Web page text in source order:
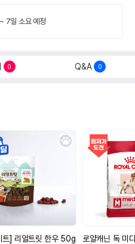
7일 소요 예정
0 Q&A 0
트] 리얼트릿 한우 50g
로얄캐닌 독 미